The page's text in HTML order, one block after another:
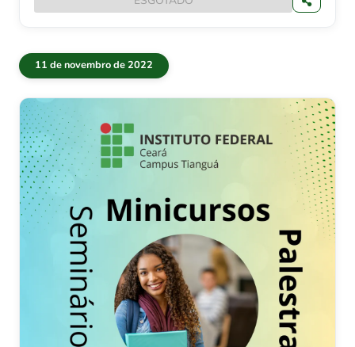
11 de novembro de 2022